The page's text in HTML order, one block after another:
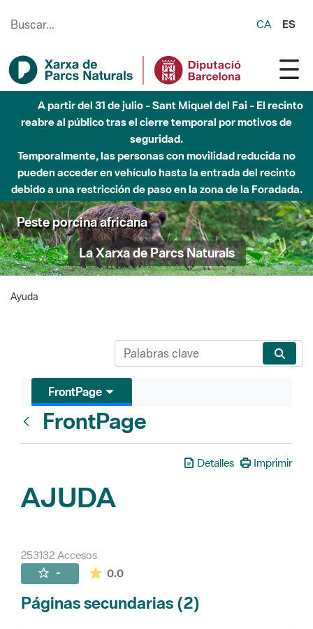
CA ES
A partir del 31 de julio - Sant Miquel del Fai - El recinto
reabre al público tras el cierre temporal por motivos de
seguridad.
Temporalmente, las personas con movilidad reducida no
pueden acceder en vehículo hasta la entrada del recinto
debido a una restricción de paso en la zona de la Foradada.
Peste porcina africana
La Xarxa de Parcs Naturals
Ayuda
FrontPage
FrontPage
Detalles Imprimir
AJUDA
253132 Accesos
- 0.0La valoración media es de 0 estrellas de
Páginas secundarias (2)